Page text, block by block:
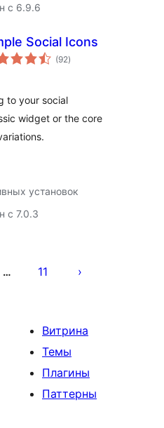
с 6.9.6
Social Icons
(92общий
рейтинг
)
to your social
widget or the core
установок
с 7.0.3
… 11
Витрина
Темы
Плагины
Паттерны